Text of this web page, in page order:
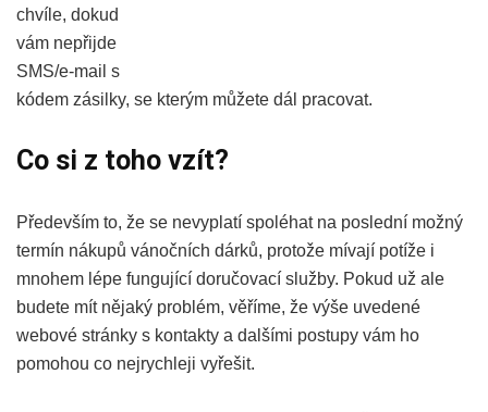
chvíle, dokud
vám nepřijde
SMS/e-mail s
kódem zásilky, se kterým můžete dál pracovat.
Co si z toho vzít?
Především to, že se nevyplatí spoléhat na poslední možný
termín nákupů vánočních dárků, protože mívají potíže i
mnohem lépe fungující doručovací služby. Pokud už ale
budete mít nějaký problém, věříme, že výše uvedené
webové stránky s kontakty a dalšími postupy vám ho
pomohou co nejrychleji vyřešit.